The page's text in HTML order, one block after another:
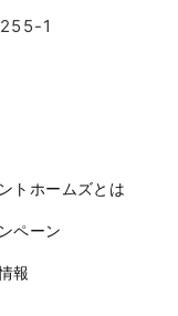
1
トホームズとは
ペーン
報